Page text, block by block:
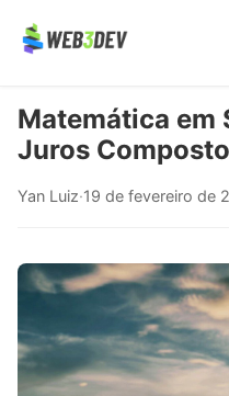
Matemática em
Juros
Yan Luiz·19 de fevereiro de